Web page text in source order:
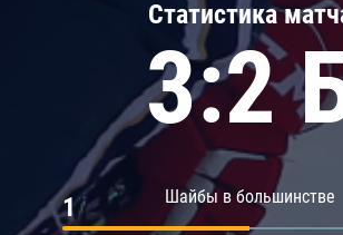
Статистика
3:2
Шайбы в большинстве
1